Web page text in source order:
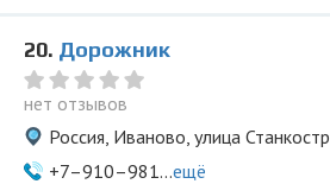
20. Дорожник
нет отзывов
Россия, Иваново, улица
+7–910–981...ещё